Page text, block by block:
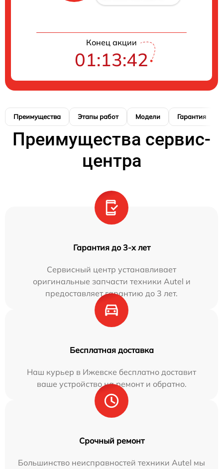
Конец акции
01:13:42
Преимущества Этапы работ Модели Гарантия
Преимущества сервис-
центра
Гарантия до 3-х лет
Сервисный центр устанавливает
оригинальные запчасти техники Autel и
предоставляет гарантию до 3 лет.
Бесплатная доставка
Наш курьер в Ижевске бесплатно доставит
ваше устройство на ремонт и обратно.
Срочный ремонт
Большинство неисправностей техники Autel мы